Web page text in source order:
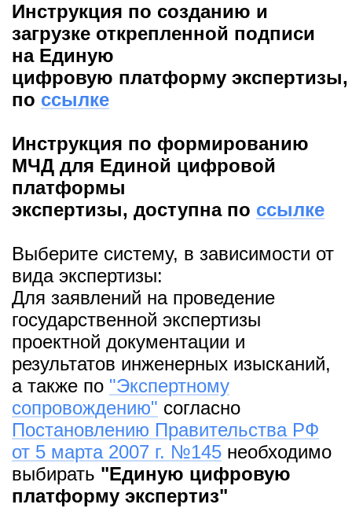
Инструкция по созданию и
загрузке открепленной подписи
на Единую
цифровую платформу экспертизы,
по ссылке
Инструкция по формированию
МЧД для Единой цифровой
платформы
экспертизы, доступна по ссылке
Выберите систему, в зависимости от
вида экспертизы:
Для заявлений на проведение
государственной экспертизы
проектной документации и
результатов инженерных изысканий,
а также по "Экспертному
сопровождению" согласно
Постановлению Правительства РФ
от 5 марта 2007 г. №145 необходимо
выбирать "Единую цифровую
платформу экспертиз"